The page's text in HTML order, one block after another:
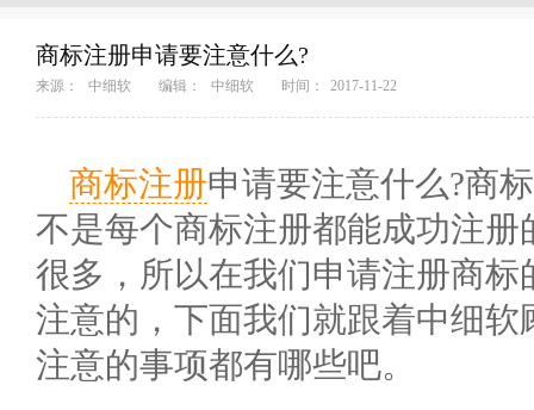
商标注册申请要注意什么?
来源： 中细软 编辑： 中细软 时间： 2017-11-22
商标注册申请要注意什么?商
不是每个商标注册都能成功注
很多，所以在我们申请注册商
注意的，下面我们就跟着中细
注意的事项都有哪些吧。